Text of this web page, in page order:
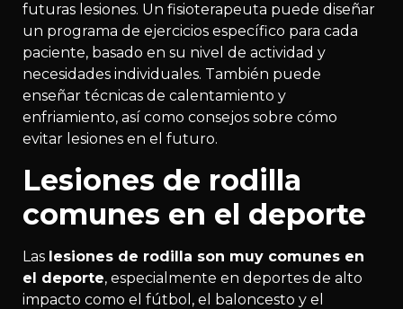
futuras lesiones. Un fisioterapeuta puede diseñar
un programa de ejercicios específico para cada
paciente, basado en su nivel de actividad y
necesidades individuales. También puede
enseñar técnicas de calentamiento y
enfriamiento, así como consejos sobre cómo
evitar lesiones en el futuro.
Lesiones de rodilla
comunes en el deporte
Las lesiones de rodilla son muy comunes en
el deporte, especialmente en deportes de alto
impacto como el fútbol, el baloncesto y el